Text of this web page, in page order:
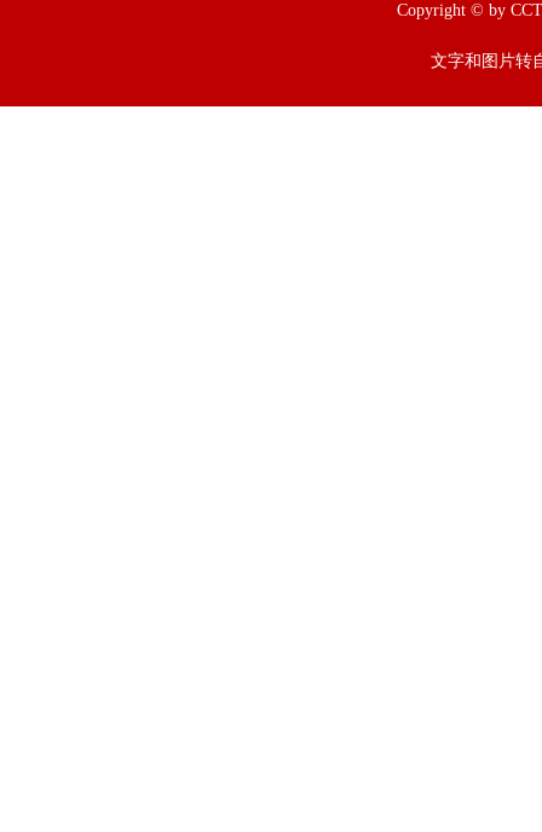
Copyright © by
文字和图片转